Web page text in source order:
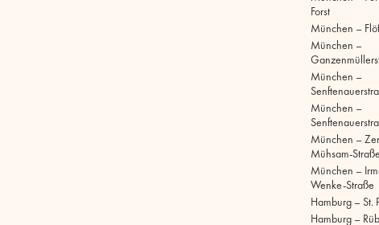
Forst
München –
München –
München –
München –
München –
Mühsam-Straße
München –
Wenke-Straße
Hamburg – St.
Hamburg –